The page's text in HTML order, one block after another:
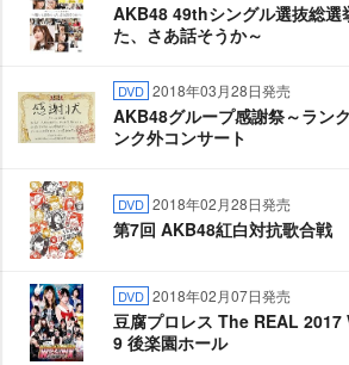
AKB48 49thシングル選抜総選
た、さあ話そうか～
DVD 2018年03月28日発売
AKB48グループ感謝祭～ラン
ンク外コンサート
DVD 2018年02月28日発売
第7回 AKB48紅白対抗歌合戦
DVD 2018年02月07日発売
豆腐プロレス The REAL
9 後楽園ホール